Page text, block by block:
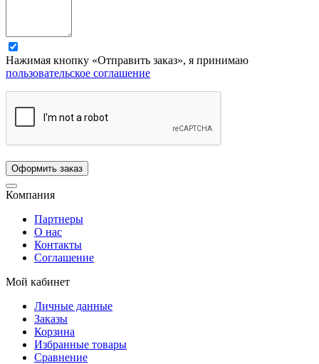
Нажимая кнопку «Отправить заказ», я принимаю
пользовательское соглашение
Компания
Партнеры
О нас
Контакты
Соглашение
Мой кабинет
Личные данные
Заказы
Корзина
Избранные товары
Сравнение